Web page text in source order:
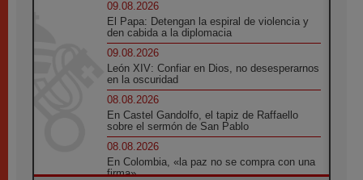
09.08.2026
El Papa: Detengan la espiral de violencia y
den cabida a la diplomacia
09.08.2026
León XIV: Confiar en Dios, no desesperarnos
en la oscuridad
08.08.2026
En Castel Gandolfo, el tapiz de Raffaello
sobre el sermón de San Pablo
08.08.2026
En Colombia, «la paz no se compra con una
firma»